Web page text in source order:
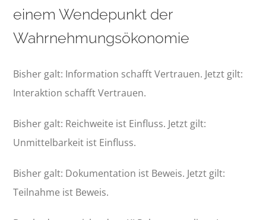
einem Wendepunkt der
Wahrnehmungsökonomie
Bisher galt: Information schafft Vertrauen. Jetzt gilt:
Interaktion schafft Vertrauen.
Bisher galt: Reichweite ist Einfluss. Jetzt gilt:
Unmittelbarkeit ist Einfluss.
Bisher galt: Dokumentation ist Beweis. Jetzt gilt:
Teilnahme ist Beweis.